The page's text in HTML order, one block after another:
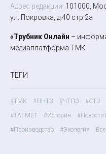
Адрес редакции: 101000,
ул. Покровка, д.40 стр.2а
«Трубник Онлайн –
медиаплатформа ТМК
ТЕГИ
#ТМК #ПНТЗ #ЧТПЗ #СТЗ
#ТАГМЕТ
#История
#Производство
#Экология Все